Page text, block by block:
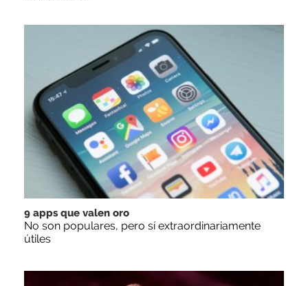
9 apps que valen oro
No son populares, pero sí extraordinariamente
útiles